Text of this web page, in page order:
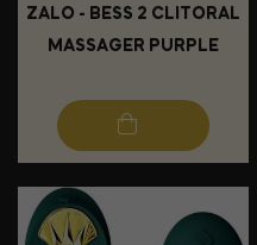
ZALO - BESS 2 CLITORAL
MASSAGER PURPLE